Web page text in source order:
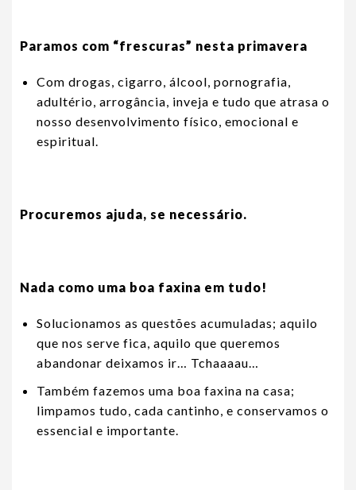
Paramos com “frescuras” nesta primavera
Com drogas, cigarro, álcool, pornografia,
adultério, arrogância, inveja e tudo que atrasa o
nosso desenvolvimento físico, emocional e
espiritual.
Procuremos ajuda, se necessário.
Nada como uma boa faxina em tudo!
Solucionamos as questões acumuladas; aquilo
que nos serve fica, aquilo que queremos
abandonar deixamos ir… Tchaaaau…
Também fazemos uma boa faxina na casa;
limpamos tudo, cada cantinho, e conservamos o
essencial e importante.